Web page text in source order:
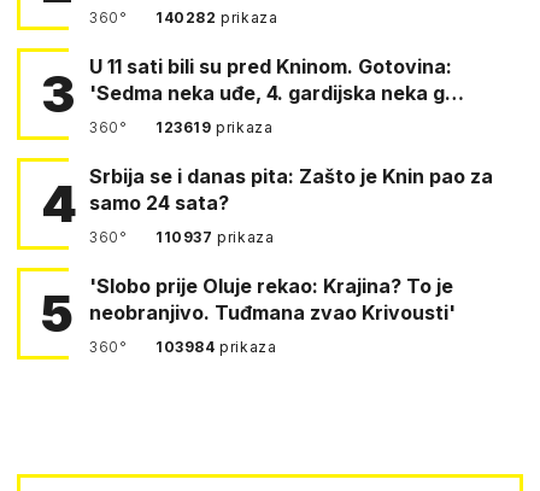
360° 140282prikaza
3
U 11 sati bili su pred Kninom. Gotovina:
'Sedma neka uđe, 4. gardijska neka g…
360° 123619prikaza
4 Srbija se i danas pita: Zašto je Knin pao za
samo 24 sata?
360° 110937prikaza
5
'Slobo prije Oluje rekao: Krajina? To je
neobranjivo. Tuđmana zvao Krivousti'
360° 103984prikaza